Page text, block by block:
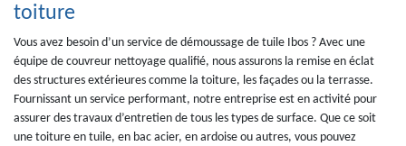
toiture
Vous avez besoin d’un service de démoussage de tuile Ibos ? Avec une
équipe de couvreur nettoyage qualifié, nous assurons la remise en éclat
des structures extérieures comme la toiture, les façades ou la terrasse.
Fournissant un service performant, notre entreprise est en activité pour
assurer des travaux d’entretien de tous les types de surface. Que ce soit
une toiture en tuile, en bac acier, en ardoise ou autres, vous pouvez